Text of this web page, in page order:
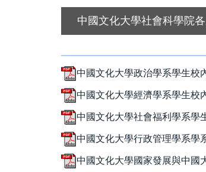
中國文化大學社會科學院
中國文化大學政治學系學生校
中國文化大學經濟學系學生校
中國文化大學社會福利學系學
中國文化大學行政管理學系學
中國文化大學國家發展與中國